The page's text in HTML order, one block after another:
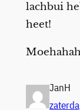
lachbui
heet!
JanH